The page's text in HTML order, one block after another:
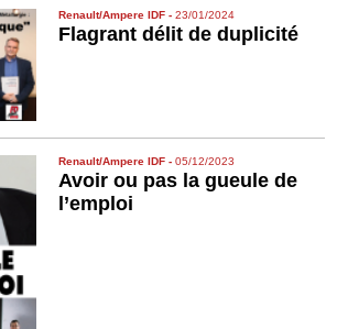
Renault/Ampere IDF -23/01/2024
Flagrant délit de duplicité
Renault/Ampere IDF -05/12/2023
Avoir ou pas la gueule de
l’emploi